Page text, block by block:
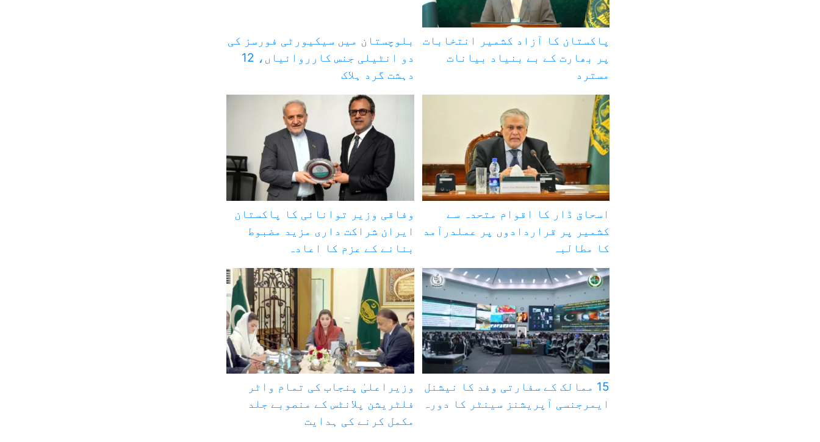
پاکستان کا آزاد کشمیر انتخابات
پر بھارت کے بے بنیاد بیانات
مسترد
بلوچستان میں سیکیورٹی فورسز کی
دو انٹیلی جنس کارروائیاں، 12
دہشت گرد ہلاک
اسحاق ڈار کا اقوام متحدہ سے
کشمیر پر قراردادوں پر عملدرآمد
کا مطالبہ
وفاقی وزیر توانائی کا پاکستان
ایران شراکت داری مزید مضبوط
بنانے کے عزم کا اعادہ
15 ممالک کے سفارتی وفد کا نیشنل
ایمرجنسی آپریشنز سینٹر کا دورہ
وزیراعلیٰ پنجاب کی تمام واٹر
فلٹریشن پلانٹس کے منصوبے جلد
مکمل کرنے کی ہدایت